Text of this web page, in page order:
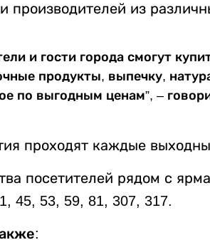
производителей из
и гости города смогут
продукты, выпечку,
по выгодным ценам”, –
проходят каждые
посетителей рядом с
45, 53, 59, 81, 307, 317.